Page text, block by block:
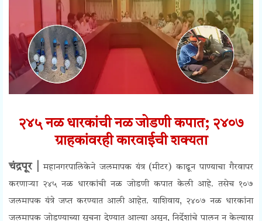
२४५ नळ धारकांची नळ जोडणी कपात; २४०७
ग्राहकांवरही कारवाईची शक्यता
चंद्रपूर |
महानगरपालिकेने जलमापक यंत्र (मीटर) काढून पाण्याचा गैरवापर
करणाऱ्या २४५ नळ धारकांची नळ जोडणी कपात केली आहे. तसेच १०७
जलमापक यंत्रे जप्त करण्यात आली आहेत. याशिवाय, २४०७ नळ धारकांना
जलमापक जोडण्याच्या सूचना देण्यात आल्या असून, निर्देशांचे पालन न केल्यास